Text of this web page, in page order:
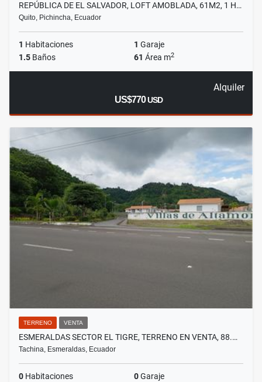
REPÚBLICA DE EL SALVADOR, LOFT AMOBLADA, 61M2, 1 H…
Quito, Pichincha, Ecuador
1 Habitaciones 1 Garaje
1.5 Baños 61 Área m2
Alquiler
US$770USD
TERRENO VENTA
ESMERALDAS SECTOR EL TIGRE, TERRENO EN VENTA, 88.…
Tachina, Esmeraldas, Ecuador
0 Habitaciones 0Garaje